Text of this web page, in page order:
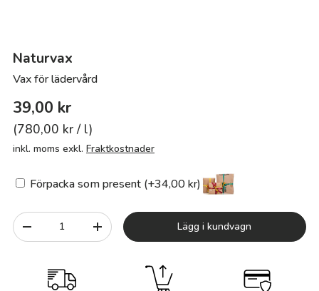
Naturvax
Vax för lädervård
39,00 kr
Grundpris
780,00 kr/ l
inkl. moms exkl. Fraktkostnader
Förpacka som present (+34,00 kr)
Antal
-
+ Lägg i kundvagn